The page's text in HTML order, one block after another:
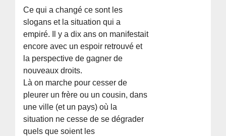
Ce qui a changé ce sont les
slogans et la situation qui a
empiré. Il y a dix ans on manifestait
encore avec un espoir retrouvé et
la perspective de gagner de
nouveaux droits.
Là on marche pour cesser de
pleurer un frère ou un cousin, dans
une ville (et un pays) où la
situation ne cesse de se dégrader
quels que soient les